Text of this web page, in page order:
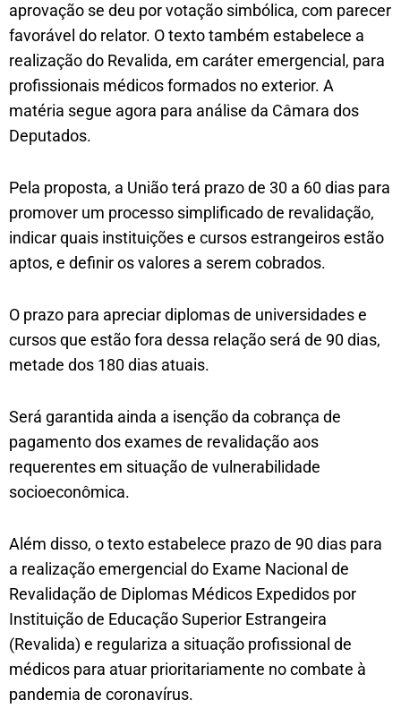
aprovação se deu por votação simbólica, com parecer
favorável do relator. O texto também estabelece a
realização do Revalida, em caráter emergencial, para
profissionais médicos formados no exterior. A
matéria segue agora para análise da Câmara dos
Deputados.
Pela proposta, a União terá prazo de 30 a 60 dias para
promover um processo simplificado de revalidação,
indicar quais instituições e cursos estrangeiros estão
aptos, e definir os valores a serem cobrados.
O prazo para apreciar diplomas de universidades e
cursos que estão fora dessa relação será de 90 dias,
metade dos 180 dias atuais.
Será garantida ainda a isenção da cobrança de
pagamento dos exames de revalidação aos
requerentes em situação de vulnerabilidade
socioeconômica.
Além disso, o texto estabelece prazo de 90 dias para
a realização emergencial do Exame Nacional de
Revalidação de Diplomas Médicos Expedidos por
Instituição de Educação Superior Estrangeira
(Revalida) e regulariza a situação profissional de
médicos para atuar prioritariamente no combate à
pandemia de coronavírus.